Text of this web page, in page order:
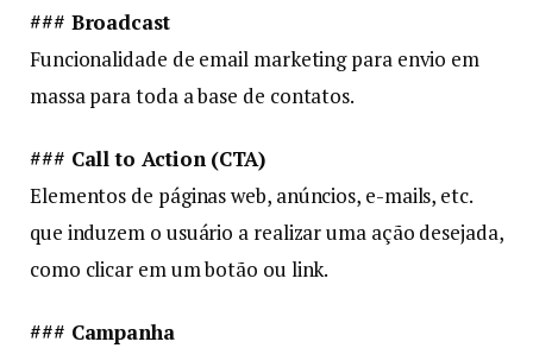
### Broadcast
Funcionalidade de email marketing para envio em
massa para toda a base de contatos.
### Call to Action (CTA)
Elementos de páginas web, anúncios, e-mails, etc.
que induzem o usuário a realizar uma ação desejada,
como clicar em um botão ou link.
### Campanha